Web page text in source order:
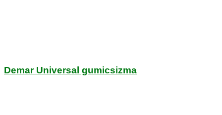
Demar Universal gumicsizma